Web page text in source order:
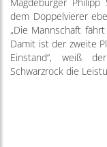
dem Doppelvierer
„Die Mannschaft
Damit ist der zweite
Einstand“, weiß
Schwarzrock die